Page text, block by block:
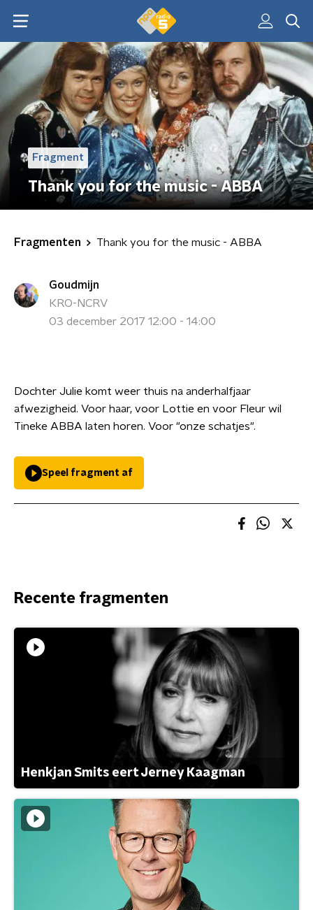
Fragment
Thank you for the music - ABBA
Fragmenten Thank you for the music - ABBA
Goudmijn
KRO-NCRV
03 december 2017 12:00 - 14:00
Dochter Julie komt weer thuis na anderhalfjaar
afwezigheid. Voor haar, voor Lottie en voor Fleur wil
Tineke ABBA laten horen. Voor "onze schatjes".
Speel fragment af
Recente fragmenten
Henkjan Smits eert Jerney Kaagman